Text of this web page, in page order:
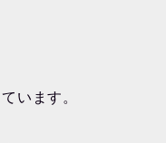
います。